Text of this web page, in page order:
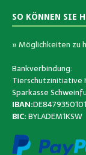
SO KÖNNEN SIE
» Möglichkeiten zu
Bankverbindung:
Tierschutzinitiative
Sparkasse
IBAN:
BIC:BYLADEM1KSW